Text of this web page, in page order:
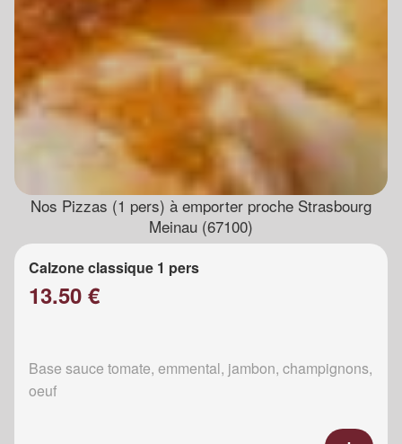
Nos Pizzas (1 pers) à emporter proche Strasbourg
Meinau (67100)
Calzone classique 1 pers
13.50 €
Base sauce tomate, emmental, jambon, champignons,
oeuf